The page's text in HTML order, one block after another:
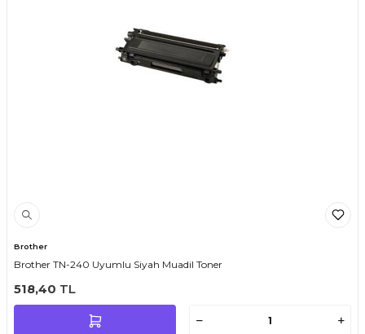
Brother
Brother TN-240 Uyumlu Siyah Muadil Toner
518,40 TL